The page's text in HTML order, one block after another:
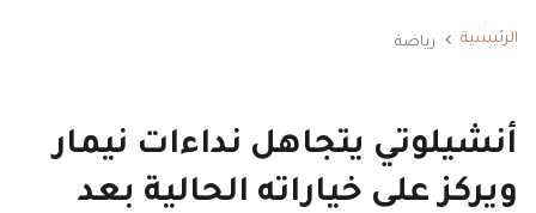
الرئيسية رياضة
أنشيلوتي يتجاهل نداءات نيمار
ويركز على خياراته الحالية بعد